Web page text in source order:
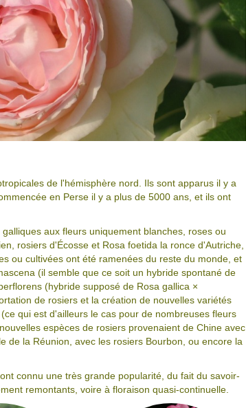
de l'hémisphère nord. Ils sont apparus il y a
en Perse il y a plus de 5000 ans, et ils ont
aux fleurs uniquement blanches, roses ou
rosiers d'Écosse et Rosa foetida la ronce d'Autriche,
ou cultivées ont été ramenées du reste du monde, et
(il semble que ce soit un hybride spontané de
(hybride supposé de Rosa gallica ×
de rosiers et la création de nouvelles variétés
qui est d'ailleurs le cas pour de nombreuses fleurs
espèces de rosiers provenaient de Chine avec
de la Réunion, avec les rosiers Bourbon, ou encore la
connu une très grande popularité, du fait du savoir-
remontants, voire à floraison quasi-continuelle.